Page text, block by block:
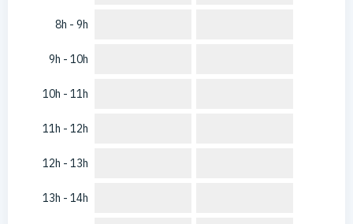
8h - 9h
9h - 10h
10h - 11h
11h - 12h
12h - 13h
13h - 14h